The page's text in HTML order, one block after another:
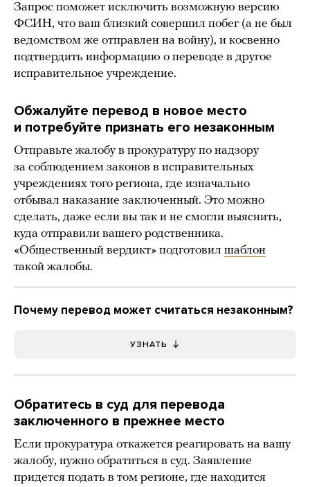
Запрос поможет исключить возможную версию
ФСИН, что ваш близкий совершил побег (а не был
ведомством же отправлен на войну), и косвенно
подтвердить информацию о переводе в другое
исправительное учреждение.
Обжалуйте перевод в новое место
и потребуйте признать его незаконным
Отправьте жалобу в прокуратуру по надзору
за соблюдением законов в исправительных
учреждениях того региона, где изначально
отбывал наказание заключенный. Это можно
сделать, даже если вы так и не смогли выяснить,
куда отправили вашего родственника.
«Общественный вердикт» подготовил шаблон
такой жалобы.
Почему перевод может считаться незаконным?
УЗНАТЬ
Обратитесь в суд для перевода
заключенного в прежнее место
Если прокуратура откажется реагировать на вашу
жалобу, нужно обратиться в суд. Заявление
придется подать в том регионе, где находится